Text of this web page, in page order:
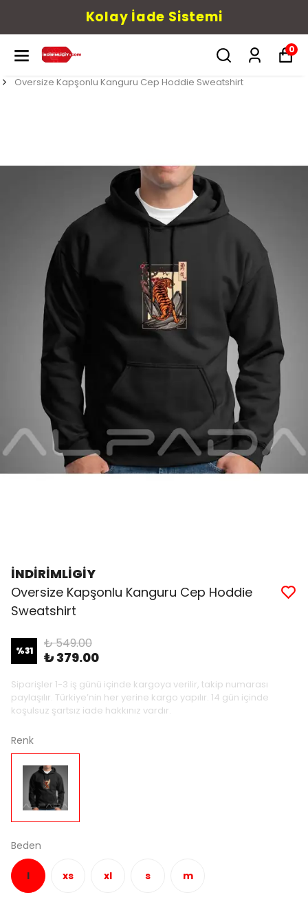
Kolay İade Sistemi
0
Oversize Kapşonlu Kanguru Cep Hoddie Sweatshirt
İNDİRİMLİGİY
Oversize Kapşonlu Kanguru Cep Hoddie
Sweatshirt
%31 ₺ 549.00
₺ 379.00
Siparişler 1-3 iş günü içinde kargoya verilir, takip numarası
paylaşılır. Türkiye’nin her yerine kargo yapılır. 14 gün içinde
koşulsuz şartsız iade hakkınız vardır.
Renk
Beden
l xs xl s m